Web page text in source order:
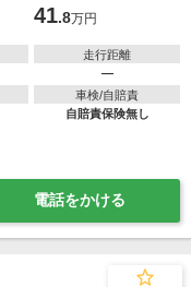
41.8万円
走行距離
―
車検/自賠責
自賠責保険無し
電話をかける